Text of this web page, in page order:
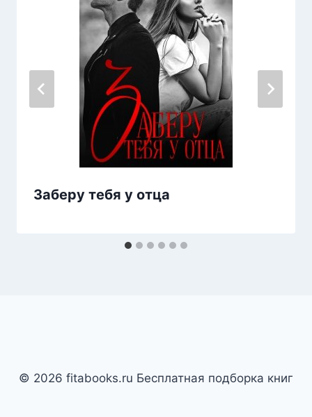
Заберу тебя у отца
© 2026 fitabooks.ru Бесплатная подборка книг